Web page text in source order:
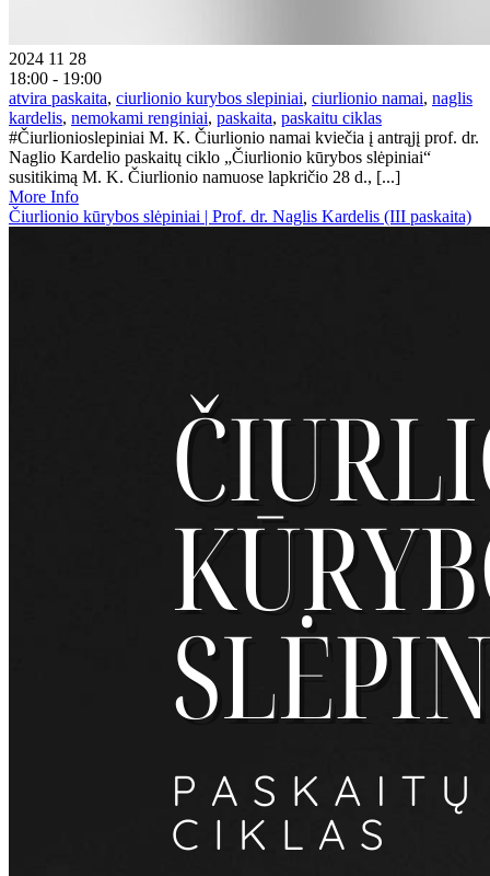
2024 11 28
18:00 - 19:00
atvira paskaita, ciurlionio kurybos slepiniai, ciurlionio namai, naglis
kardelis, nemokami renginiai, paskaita, paskaitu ciklas
#Čiurlionioslepiniai M. K. Čiurlionio namai kviečia į antrąjį prof. dr.
Naglio Kardelio paskaitų ciklo „Čiurlionio kūrybos slėpiniai“
susitikimą M. K. Čiurlionio namuose lapkričio 28 d., [...]
More Info
Čiurlionio kūrybos slėpiniai | Prof. dr. Naglis Kardelis (III paskaita)